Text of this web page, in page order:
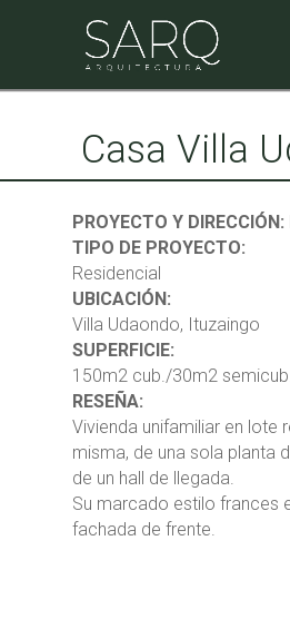
Casa Villa
PROYECTO Y
TIPO DE PROYECTO:
Residencial
UBICACIÓN:
Villa Udaondo, Ituzaingo
SUPERFICIE:
150m2 cub./30m2
RESEÑA:
Vivienda unifamiliar en lote
misma, de una sola planta
de un hall de llegada.
Su marcado estilo frances
fachada de frente.